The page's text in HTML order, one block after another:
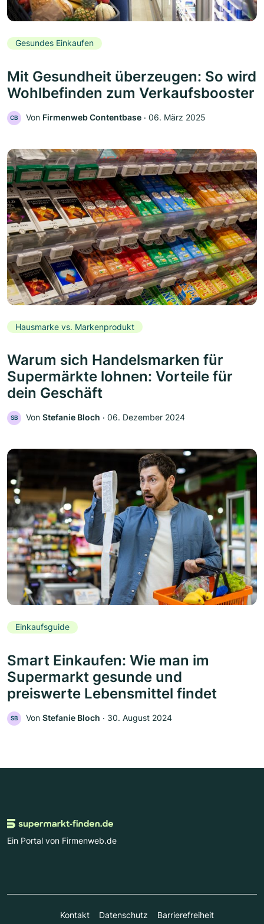
Gesundes Einkaufen
Mit Gesundheit überzeugen: So wird
Wohlbefinden zum Verkaufsbooster
CB Von Firmenweb Contentbase ‧ 06. März 2025
Hausmarke vs. Markenprodukt
Warum sich Handelsmarken für
Supermärkte lohnen: Vorteile für
dein Geschäft
SB Von Stefanie Bloch ‧ 06. Dezember 2024
Einkaufsguide
Smart Einkaufen: Wie man im
Supermarkt gesunde und
preiswerte Lebensmittel findet
SB Von Stefanie Bloch ‧ 30. August 2024
Ein Portal von Firmenweb.de
Kontakt Datenschutz Barrierefreiheit